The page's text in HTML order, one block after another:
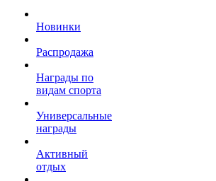
Новинки
Распродажа
Награды по
видам спорта
Универсальные
награды
Активный
отдых